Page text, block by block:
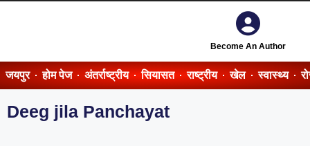
Become An Author
जयपुर होम पेज अंतर्राष्ट्रीय सियासत राष्ट्रीय खेल स्वास्थ्य
Deeg jila Panchayat